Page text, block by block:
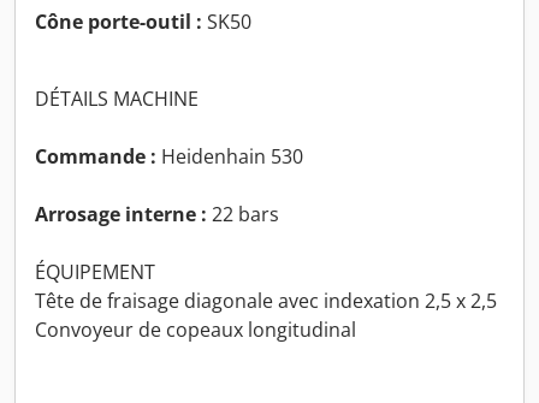
Cône porte-outil : SK50
DÉTAILS MACHINE
Commande : Heidenhain 530
Arrosage interne : 22 bars
ÉQUIPEMENT
Tête de fraisage diagonale avec indexation 2,5 x 2,5
Convoyeur de copeaux longitudinal